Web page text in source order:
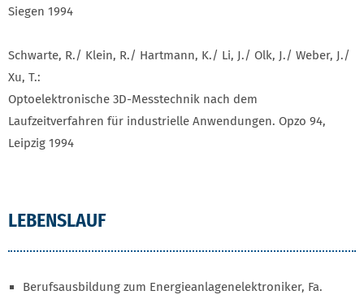
Siegen 1994
Schwarte, R./ Klein, R./ Hartmann, K./ Li, J./ Olk, J./ Weber, J./
Xu, T.:
Optoelektronische 3D-Messtechnik nach dem
Laufzeitverfahren für industrielle Anwendungen. Opzo 94,
Leipzig 1994
LEBENSLAUF
Berufsausbildung zum Energieanlagenelektroniker, Fa.